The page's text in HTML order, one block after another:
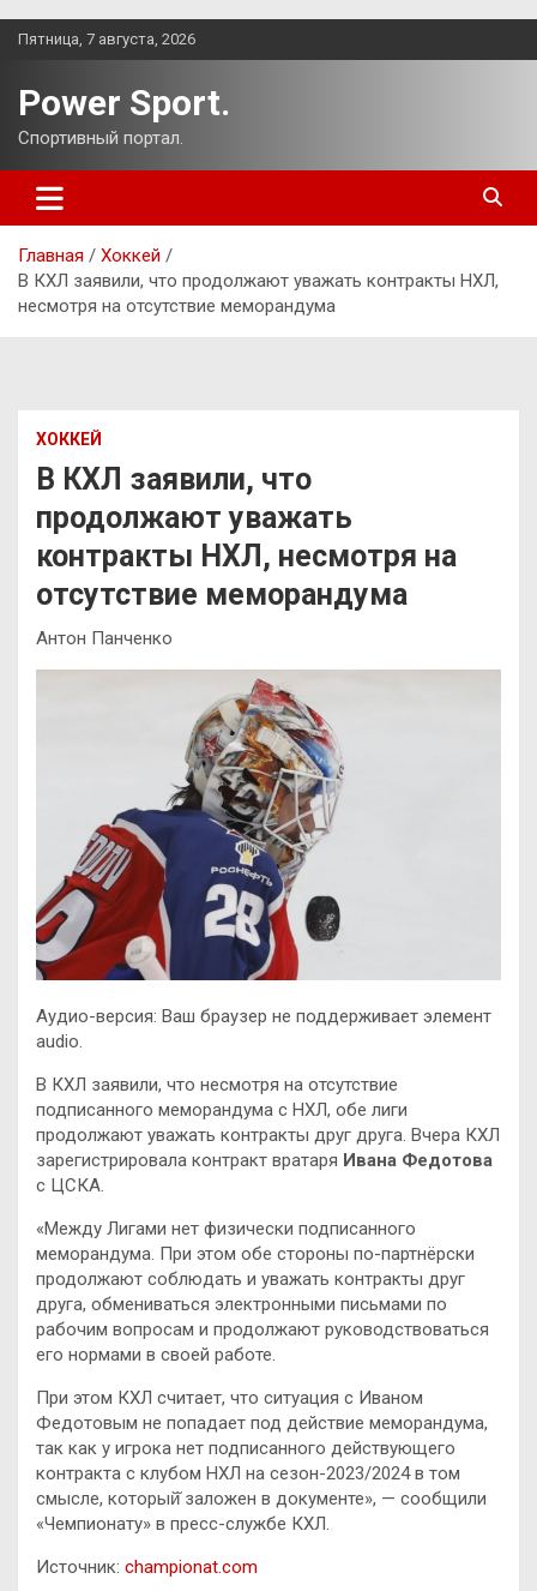
Перейти
Пятница, 7 августа, 2026
Power Sport.
Спортивный портал.
Главная
Хоккей
В КХЛ заявили, что продолжают уважать контракты НХЛ,
несмотря на отсутствие меморандума
ХОККЕЙ
В КХЛ заявили, что
продолжают уважать
контракты НХЛ, несмотря на
отсутствие меморандума
Антон Панченко
Аудио-версия: Ваш браузер не поддерживает элемент
audio.
В КХЛ заявили, что несмотря на отсутствие
подписанного меморандума с НХЛ, обе лиги
продолжают уважать контракты друг друга. Вчера КХЛ
зарегистрировала контракт вратаря Ивана Федотова
с ЦСКА.
«Между Лигами нет физически подписанного
меморандума. При этом обе стороны по-партнёрски
продолжают соблюдать и уважать контракты друг
друга, обмениваться электронными письмами по
рабочим вопросам и продолжают руководствоваться
его нормами в своей работе.
При этом КХЛ считает, что ситуация с Иваном
Федотовым не попадает под действие меморандума,
так как у игрока нет подписанного действующего
контракта с клубом НХЛ на сезон-2023/2024 в том
смысле, который̆ заложен в документе», — сообщили
«Чемпионату» в пресс-службе КХЛ.
Источник: championat.com